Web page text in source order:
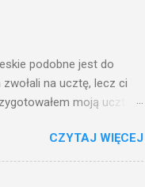
Nie ma
podobne jest do
na ucztę, lecz ci
moją ucztę:
Na to król uniósł się
sługom: Uczta
na ucztę wszystkich,
CZYTAJ WIĘCEJ